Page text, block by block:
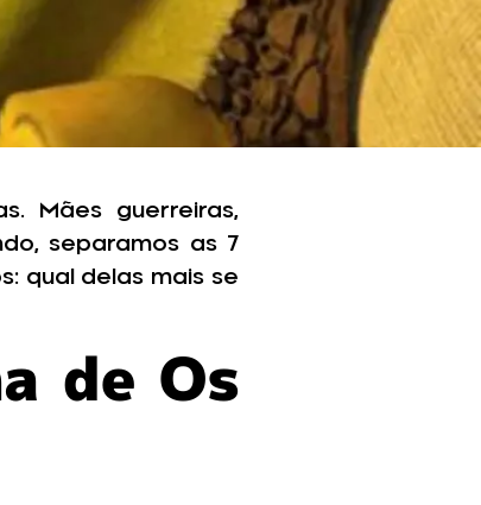
Mães guerreiras,
separamos as 7
qual delas mais se
de Os